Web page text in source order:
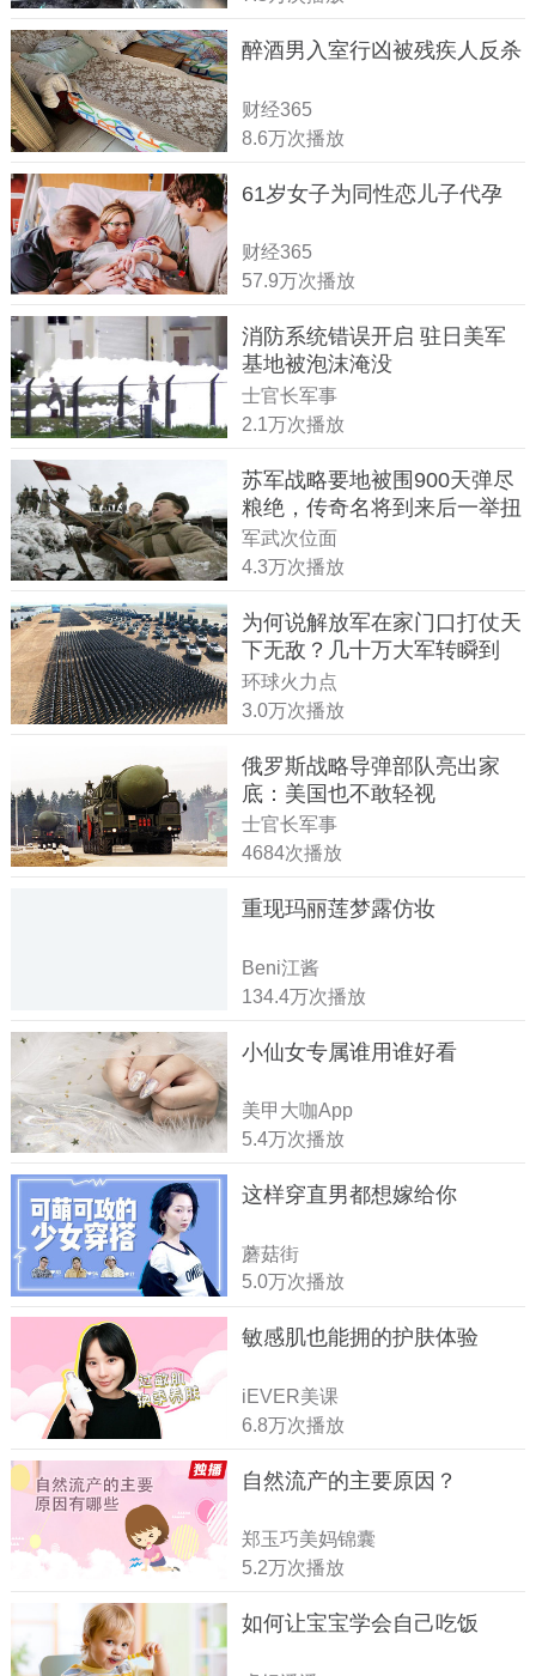
醉酒男入室行凶被残疾人反杀
财经365
8.6万次播放
61岁女子为同性恋儿子代孕
财经365
57.9万次播放
消防系统错误开启 驻日美军
基地被泡沫淹没
士官长军事
2.1万次播放
苏军战略要地被围900天弹尽
粮绝，传奇名将到来后一举扭
转战局
军武次位面
4.3万次播放
为何说解放军在家门口打仗天
下无敌？几十万大军转瞬到
达！
环球火力点
3.0万次播放
俄罗斯战略导弹部队亮出家
底：美国也不敢轻视
士官长军事
4684次播放
重现玛丽莲梦露仿妆
Beni江酱
134.4万次播放
小仙女专属谁用谁好看
美甲大咖App
5.4万次播放
这样穿直男都想嫁给你
蘑菇街
5.0万次播放
敏感肌也能拥的护肤体验
iEVER美课
6.8万次播放
自然流产的主要原因？
郑玉巧美妈锦囊
5.2万次播放
如何让宝宝学会自己吃饭